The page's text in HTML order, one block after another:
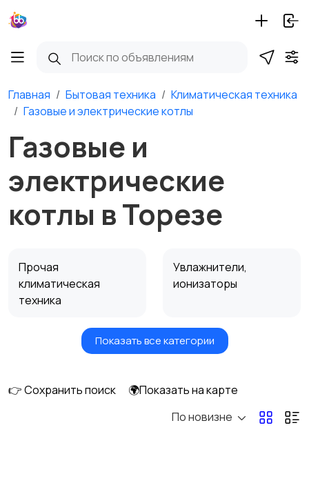
Главная Бытовая техника
Климатическая техника
Газовые и электрические котлы
Газовые и
электрические
котлы в Торезе
Прочая
климатическая
техника
Увлажнители,
ионизаторы
Вентиляторы Обогреватели
Кондиционеры и
Показать все категории
👉 Сохранить поиск
🌍Показать на карте
По новизне